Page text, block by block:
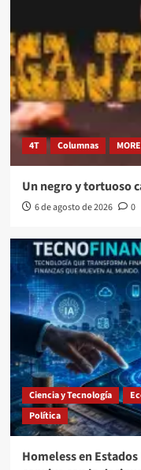
4T Columnas
Un negro y tortuoso
6 de agosto de 2026 0
Ciencia y Tecnología
Política
Homeless en